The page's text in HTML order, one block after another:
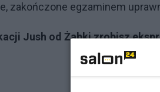
zakończone egzaminem
Jush od Żabki zrobisz